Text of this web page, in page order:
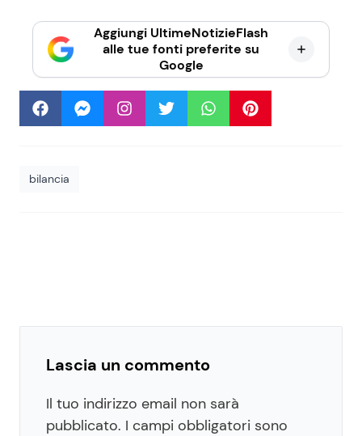
Aggiungi UltimeNotizieFlash
alle tue fonti preferite su
Google
bilancia
Lascia un commento
Il tuo indirizzo email non sarà
pubblicato. I campi obbligatori sono